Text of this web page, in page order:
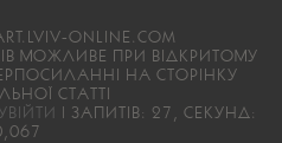
ONLINE.COM
МОЖЛИВЕ ПРИ ВІДКРИТОМУ
НА СТОРІНКУ
СТАТТІ
УВІЙТИ | ЗАПИТІВ: 27, СЕКУНД: